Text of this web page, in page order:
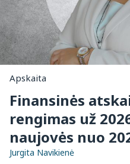
Apskaita
Finansinės
rengimas už
naujovės nuo
Jurgita Navikienė